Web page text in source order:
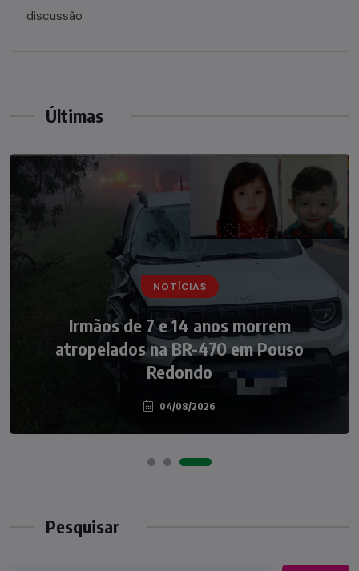
discussão
Últimas
NOTÍCIAS
Irmãos de 7 e 14 anos morrem
atropelados na BR-470 em Pouso
Redondo
04/08/2026
NOTÍCIAS
Nádia Menegazzi leva o nome de Taió ao
palco do Programa Silvio Santos
07/08/2026
Pesquisar